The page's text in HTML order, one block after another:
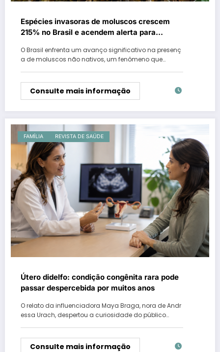
Espécies invasoras de moluscos crescem
215% no Brasil e acendem alerta para
O Brasil enfrenta um avanço significativo na presenç
a de moluscos não nativos, um fenômeno que…
Consulte mais informação
FAMÍLIA REVISTA DE SAÚDE
Útero didelfo: condição congênita rara pode
passar despercebida por muitos anos
O relato da influenciadora Maya Braga, nora de Andr
essa Urach, despertou a curiosidade do público…
Consulte mais informação